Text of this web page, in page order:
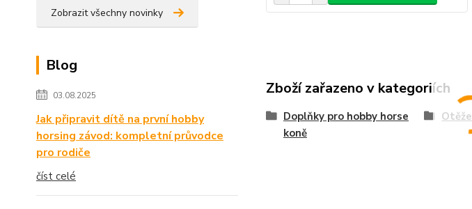
Zobrazit všechny novinky
Blog
03.08.2025
Jak připravit dítě na první hobby
horsing závod: kompletní průvodce
pro rodiče
číst celé
Zboží zařazeno v kategoriích
Doplňky pro hobby horse
koně
Otěže